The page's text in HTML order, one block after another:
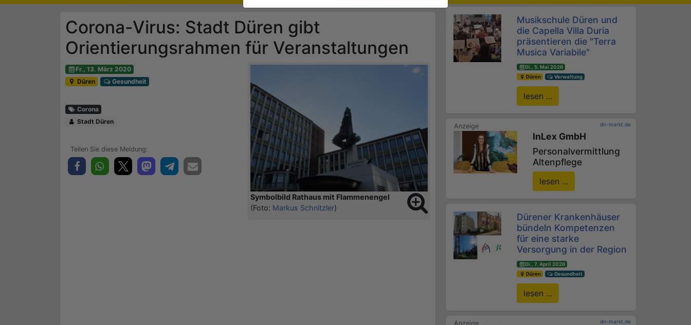
Corona-Virus: Stadt Düren gibt
Orientierungsrahmen für Veranstaltungen
Symbolbild Rathaus mit Flammenengel
(Foto: Markus Schnitzler)
Fr., 13. März 2020
Düren
Gesundheit
Corona
Stadt Düren
Musikschule Düren und
die Capella Villa Duria
präsentieren die "Terra
Musica Variabile"
Di., 5. Mai 2026
Düren
Verwaltung
lesen ...
dn-markt.de
InLex GmbH
Personalvermittlung
Altenpflege
lesen ...
Dürener Krankenhäuser
bündeln Kompetenzen
für eine starke
Versorgung in der Region
Di., 7. April 2026
Düren
Gesundheit
lesen ...
dn-markt.de